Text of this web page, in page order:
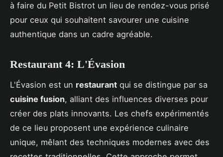
à faire du Petit Bistrot un lieu de rendez-vous prisé
pour ceux qui souhaitent savourer une cuisine
authentique dans un cadre agréable.
Restaurant 4: L'Évasion
L'Évasion est un restaurant qui se distingue par sa
cuisine fusion, alliant des influences diverses pour
créer des plats innovants. Les chefs expérimentés
de ce lieu proposent une expérience culinaire
unique, mêlant des techniques modernes avec des